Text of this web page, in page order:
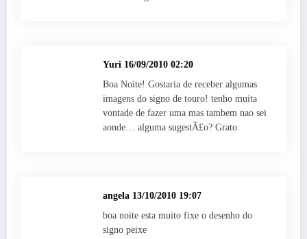
Yuri 16/09/2010 02:20
Boa Noite! Gostaria de receber algumas
imagens do signo de touro! tenho muita
vontade de fazer uma mas tambem nao sei
aonde… alguma sugestÃ£o? Grato.
angela 13/10/2010 19:07
boa noite esta muito fixe o desenho do
signo peixe